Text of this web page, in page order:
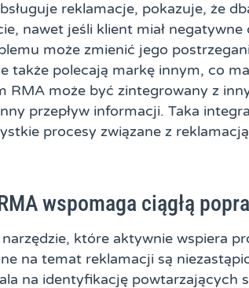
reklamacje, pokazuje, że
nawet jeśli klient miał
może zmienić jego
także polecają markę innym, co
RMA może być zintegrowany z
przepływ informacji. Taka
procesy związane z
wspomaga ciągłą
które aktywnie wspiera
na temat reklamacji są
na identyfikację powtarzających